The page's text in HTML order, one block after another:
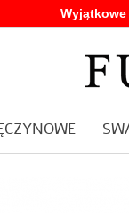
Wyjątkowe